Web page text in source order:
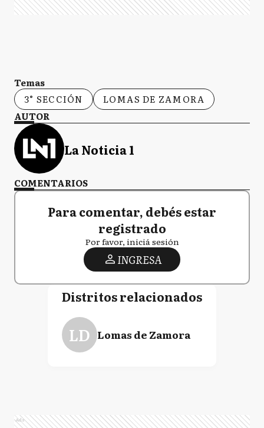
Temas
3° SECCIÓN
LOMAS DE ZAMORA
AUTOR
La Noticia 1
COMENTARIOS
Para comentar, debés estar
registrado
Por favor, iniciá sesión
INGRESA
Distritos relacionados
LD Lomas de Zamora
Ads